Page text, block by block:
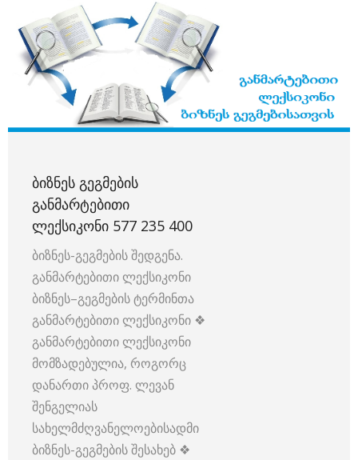
ᲑᲘᲖᲜᲔᲡ ᲒᲔᲒᲛᲔᲑᲘᲡ
ᲒᲐᲜᲛᲐᲠᲢᲔᲑᲘᲗᲘ
ᲚᲔᲥᲡᲘᲙᲝᲜᲘ 577 235 400
ბიზნეს-გეგმების შედგენა.
განმარტებითი ლექსიკონი
ბიზნეს–გეგმების ტერმინთა
განმარტებითი ლექსიკონი ❖
განმარტებითი ლექსიკონი
მომზადებულია, როგორც
დანართი პროფ. ლევან
შენგელიას
სახელმძღვანელოებისადმი
ბიზნეს-გეგმების შესახებ ❖